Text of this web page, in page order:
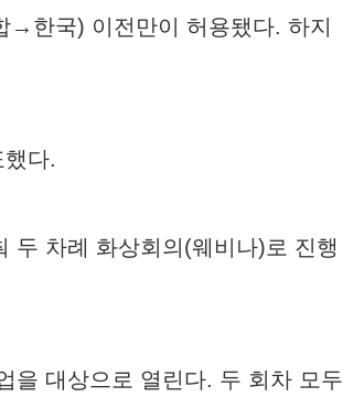
→한국) 이전만이 허용됐다. 하지
다.
두 차례 화상회의(웨비나)로 진행
을 대상으로 열린다. 두 회차 모두